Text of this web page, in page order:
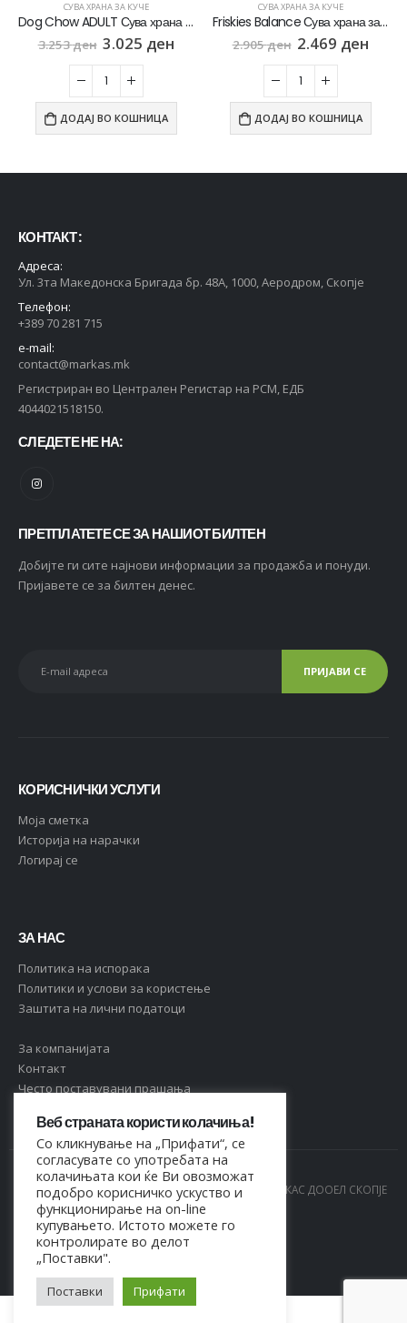
СУВА ХРАНА ЗА КУЧЕ
Dog Chow ADULT Сува храна за Возрасни кучиња со Јагнешко [Вреќа 14кг]
3.253ден 3.025 ден
ДОДАЈ ВО КОШНИЦА
СУВА ХРАНА ЗА КУЧЕ
Friskies Balance Сува храна за Возрасни кучиња со Пилешко и зеленчук [Вреќа 15кг]
2.905ден 2.469 ден
ДОДАЈ ВО КОШНИЦА
КОНТАКТ :
Адреса:
Ул. 3та Македонска Бригада бр. 48А, 1000, Аеродром, Скопје
Телефон:
+389 70 281 715
e-mail:
contact@markas.mk
Регистриран во Централен Регистар на РСМ, ЕДБ
4044021518150.
СЛЕДЕТЕ НЕ НА:
ПРЕТПЛАТЕТЕ СЕ ЗА НАШИОТ БИЛТЕН
Добијте ги сите најнови информации за продажба и понуди.
Пријавете се за билтен денес.
КОРИСНИЧКИ УСЛУГИ
Moja сметка
Историја на нарачки
Логирај се
ЗА НАС
Политика на испорака
Политики и услови за користење
Заштита на лични податоци
За компанијата
Контакт
Често поставувани прашања
© Copyright 2021. Сите права се задржани од МАРКАС ДООЕЛ СКОПЈЕ
- 4044021518150
Веб страната користи колачиња!
Со кликнување на „Прифати“, се
согласувате со употребата на
колачињата кои ќе Ви овозможат
подобро корисничко ускуство и
функционирање на on-line
купувањето. Истото можете го
контролирате во делот
„Поставки".
Поставки Прифати